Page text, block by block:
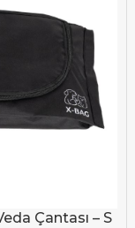
Çantası – S